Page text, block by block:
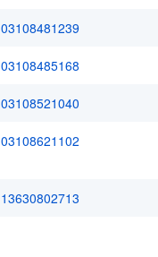
03108481239
03108485168
03108521040
03108621102
13630802713